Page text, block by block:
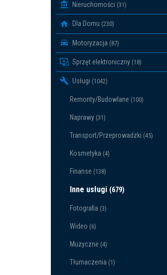
Nieruchomości (31)
Dla Domu (230)
Motoryzacja (87)
Sprzęt elektroniczny (18)
Usługi (1042)
Remonty/Budowlane (100)
Naprawy (31)
Transport/Przeprowadzki (45)
Kosmetyka (4)
Finanse (138)
Inne usługi (679)
Fotografia (3)
Wideo (6)
Muzyczne (4)
Tłumaczenia (1)